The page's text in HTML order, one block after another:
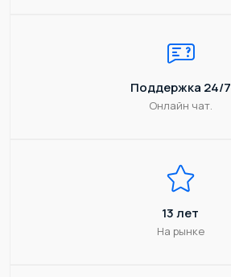
Поддержка 24/7
Онлайн чат.
13 лет
На рынке